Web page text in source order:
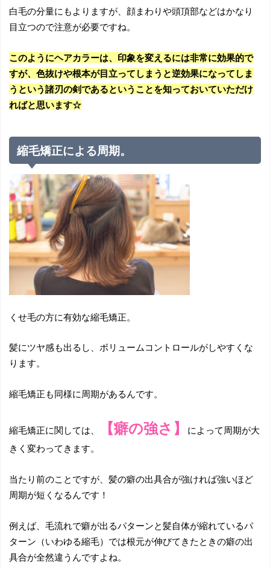
白毛の分量にもよりますが、顔まわりや頭頂部などはかなり
目立つので注意が必要ですね。
このようにヘアカラーは、印象を変えるには非常に効果的で
すが、色抜けや根本が目立ってしまうと逆効果になってしま
うという諸刃の剣であるということを知っておいていただけ
ればと思います☆
縮毛矯正による周期。
くせ毛の方に有効な縮毛矯正。
髪にツヤ感も出るし、ボリュームコントロールがしやすくな
ります。
縮毛矯正も同様に周期があるんです。
縮毛矯正に関しては、 【癖の強さ】
によって周期が大
きく変わってきます。
当たり前のことですが、髪の癖の出具合が強ければ強いほど
周期が短くなるんです！
例えば、毛流れで癖が出るパターンと髪自体が縮れているパ
ターン（いわゆる縮毛）では根元が伸びてきたときの癖の出
具合が全然違うんですよね。